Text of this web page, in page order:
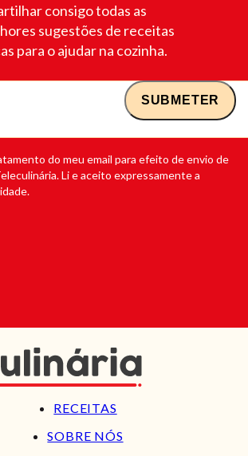
consigo todas as
sugestões de receitas
para o ajudar na cozinha.
do meu email para efeito de envio de
Li e aceito expressamente a
RECEITAS
SOBRE NÓS